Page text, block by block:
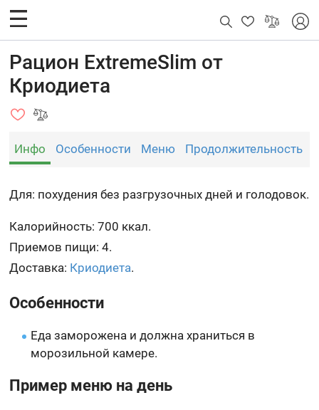
Рацион ExtremeSlim от
Криодиета
Инфо Особенности Меню Продолжительность
Для: похудения без разгрузочных дней и голодовок.
Калорийность: 700 ккал.
Приемов пищи: 4.
Доставка: Криодиета.
Особенности
Еда заморожена и должна храниться в
морозильной камере.
Пример меню на день